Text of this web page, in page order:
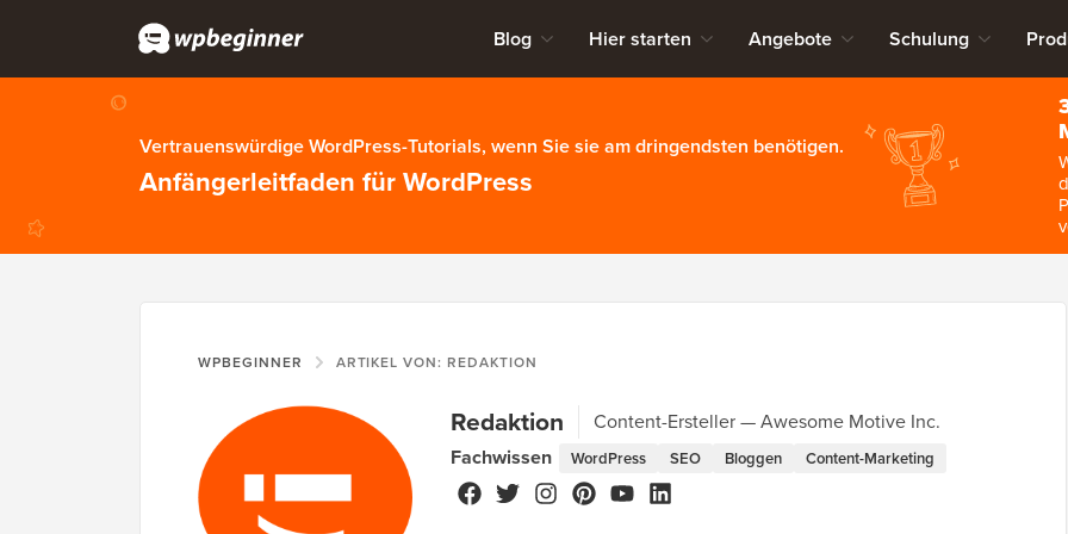
Blog Hier starten Angebote Schulung
Vertrauenswürdige WordPress-Tutorials, wenn Sie sie am dringendsten benötigen.
Anfängerleitfaden für WordPress
WPBEGINNER ARTIKEL VON: REDAKTION
Redaktion Content-Ersteller
Awesome Motive Inc.
Fachwissen
WordPress SEO Bloggen Content-Marketing